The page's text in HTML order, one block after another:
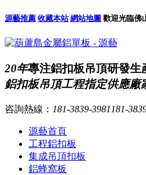
源藝推薦 收藏本站 網站地圖 歡迎光臨佛
20年專注鋁扣板吊頂研發生
鋁扣板吊頂工程指定供應廠
咨詢熱線： 181-3839-3981 181-
源藝首頁
工程鋁扣板
集成吊頂扣板
鋁蜂窩板